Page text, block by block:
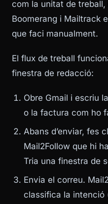
com la unitat de
Boomerang i Mailtrack
que faci manualment.
El flux de treball
finestra de redacció:
Obre Gmail i escriu
o la factura com ho
Abans d’enviar, fes
Mail2Follow que hi
Tria una finestra de
Envia el correu.
classifica la intenció